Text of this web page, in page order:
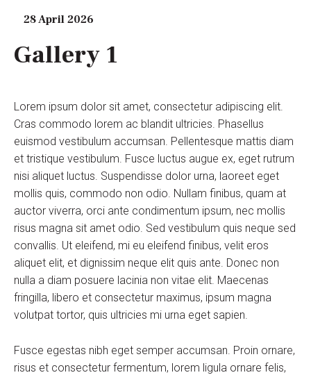
28 April 2026
Gallery 1
Lorem ipsum dolor sit amet, consectetur adipiscing elit.
Cras commodo lorem ac blandit ultricies. Phasellus
euismod vestibulum accumsan. Pellentesque mattis diam
et tristique vestibulum. Fusce luctus augue ex, eget rutrum
nisi aliquet luctus. Suspendisse dolor urna, laoreet eget
mollis quis, commodo non odio. Nullam finibus, quam at
auctor viverra, orci ante condimentum ipsum, nec mollis
risus magna sit amet odio. Sed vestibulum quis neque sed
convallis. Ut eleifend, mi eu eleifend finibus, velit eros
aliquet elit, et dignissim neque elit quis ante. Donec non
nulla a diam posuere lacinia non vitae elit. Maecenas
fringilla, libero et consectetur maximus, ipsum magna
volutpat tortor, quis ultricies mi urna eget sapien.
Fusce egestas nibh eget semper accumsan. Proin ornare,
risus et consectetur fermentum, lorem ligula ornare felis,